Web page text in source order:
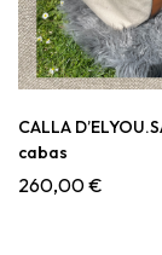
CALLA
cabas
260,00€